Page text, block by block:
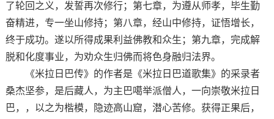
了轮回之义，发誓再次修行；第七章，为遵从师孝，毕生勤
奋精进，专一坐山修持；第八章，经山中修持，证悟增长，
终于成功。遂以所得成果利益佛教和众生；第九章，完成解
脱和化度事业，为劝众生归佛而将色身融归法界。
《米拉日巴传》的作者是《米拉日巴道歌集》的采录者
桑杰坚参，是后藏人，为主巴噶举派僧人，一向崇敬米拉日
巴，，以之为楷模，隐迹高山窟，潜心苦修。获得正果后，